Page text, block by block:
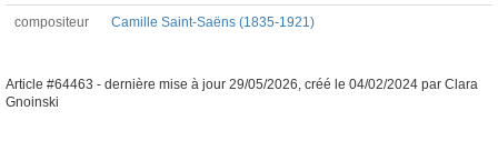
compositeur Camille Saint-Saëns (1835-1921)
Article #64463 - dernière mise à jour 29/05/2026, créé le 04/02/2024 par Clara
Gnoinski